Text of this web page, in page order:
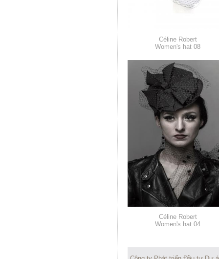
Céline Robert
Women's hat 08
Céline Robert
Women's hat 04